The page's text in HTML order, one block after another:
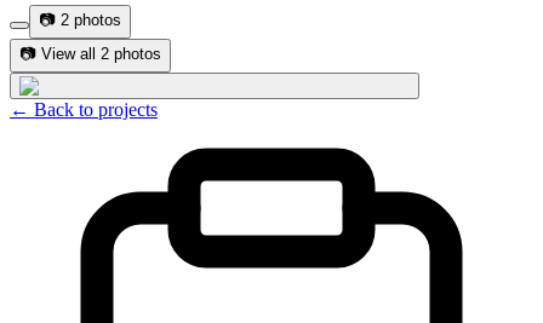
📷 2 photos
📷 View all 2 photos
← Back to projects